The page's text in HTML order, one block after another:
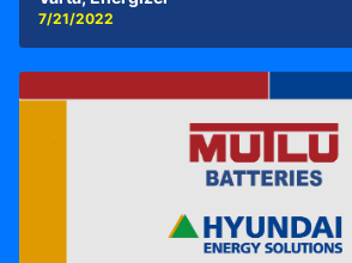
7/21/2022